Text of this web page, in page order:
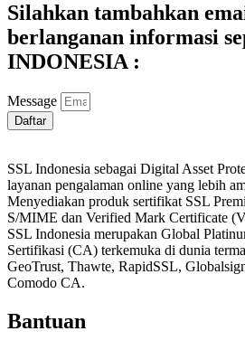
Silahkan tambahkan
berlanganan informasi
INDONESIA :
Message
Daftar
SSL Indonesia sebagai Digital Asset
layanan pengalaman online yang lebih
Menyediakan produk sertifikat SSL
S/MIME dan Verified Mark Certificate
SSL Indonesia merupakan Global
Sertifikasi (CA) terkemuka di dunia
GeoTrust, Thawte, RapidSSL,
Comodo CA.
Bantuan